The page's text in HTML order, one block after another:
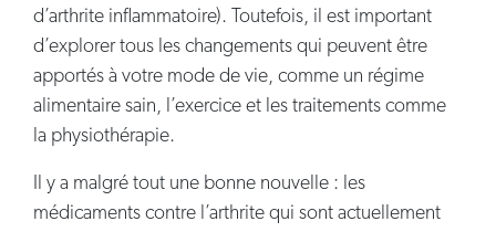
d’arthrite inflammatoire). Toutefois, il est important
d’explorer tous les changements qui peuvent être
apportés à votre mode de vie, comme un régime
alimentaire sain, l’exercice et les traitements comme
la physiothérapie.
Il y a malgré tout une bonne nouvelle : les
médicaments contre l’arthrite qui sont actuellement